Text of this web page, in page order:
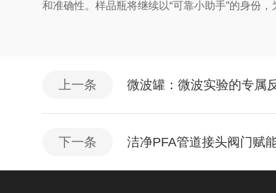
和准确性。样品瓶将继续以“可靠小助手”的身份
上一条 微波罐：微波实验的专属
下一条 洁净PFA管道接头阀门赋